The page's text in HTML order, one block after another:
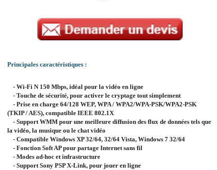
Principales caractéristiques :
- Wi-Fi N 150 Mbps, idéal pour la vidéo en ligne
- Touche de sécurité, pour activer le cryptage tout simplement
- Prise en charge 64/128 WEP, WPA / WPA2/WPA-PSK/WPA2-PSK
(TKIP / AES), compatible IEEE 802.1X
- Support WMM pour une meilleure diffusion des flux de données tels que
la vidéo, la musique ou le chat vidéo
- Compatible Windows XP 32/64, 32/64 Vista, Windows 7 32/64
- Fonction Soft AP pour partage Internet sans fil
- Modes ad-hoc et infrastructure
- Support Sony PSP X-Link, pour jouer en ligne